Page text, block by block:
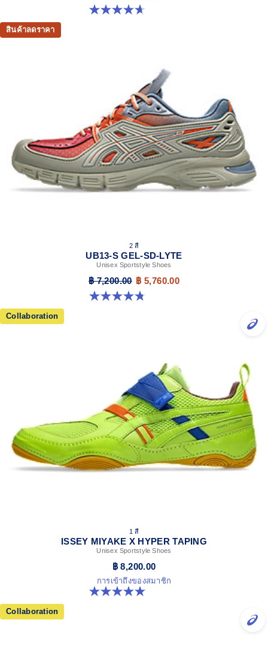
4.7 จาก 5 ดาว 3 รีวิว
สินค้าลดราคา
2 สี
UB13-S GEL-SD-LYTE
Unisex Sportstyle Shoes
฿ 7,200.00 ฿ 5,760.00
4.8 จาก 5 ดาว 4 รีวิว
Collaboration
1 สี
ISSEY MIYAKE X HYPER TAPING
Unisex Sportstyle Shoes
฿ 8,200.00
การเข้าถึงของสมาชิก
5.0 จาก 5 ดาว 1 รีวิว
Collaboration